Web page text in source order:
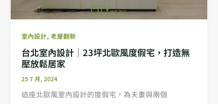
室內設計,老屋翻新
台北室內設計｜23坪北歐風度假宅，打造無
壓放鬆居家
25 7 月, 2024
這座北歐風室內設計的度假宅，為夫妻與兩個